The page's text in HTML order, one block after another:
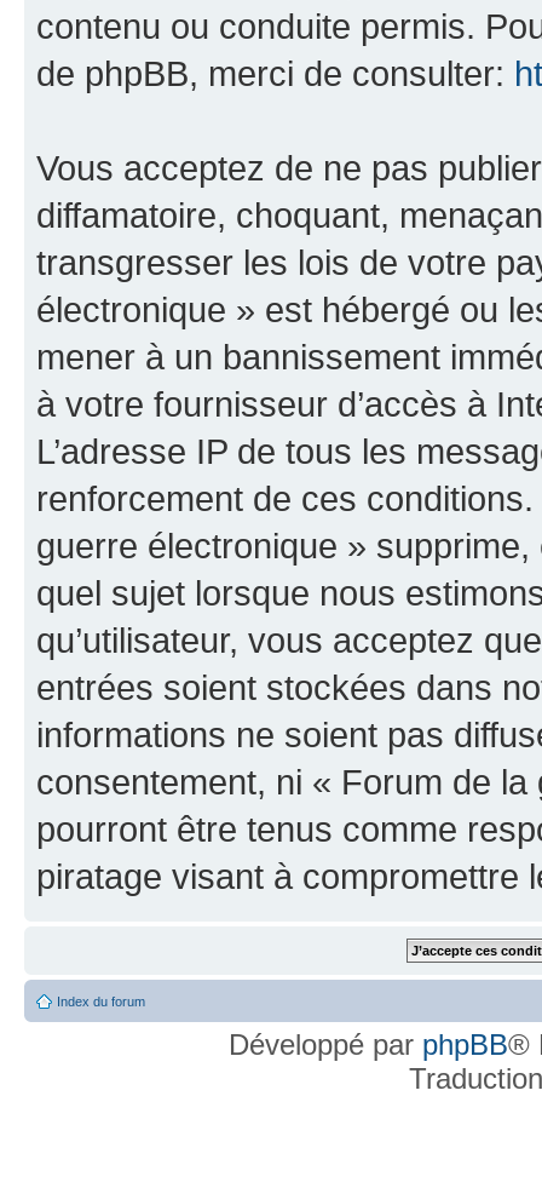
contenu ou conduite permis.
de phpBB, merci de consulter:
Vous acceptez de ne pas
diffamatoire, choquant,
transgresser les lois de votre
électronique » est hébergé ou
mener à un bannissement
à votre fournisseur d’accès à
L’adresse IP de tous les
renforcement de ces
guerre électronique »
quel sujet lorsque nous
qu’utilisateur, vous acceptez
entrées soient stockées dans
informations ne soient pas
consentement, ni « Forum de
pourront être tenus comme
piratage visant à compromettre
Index du forum
Développé par phpBB®